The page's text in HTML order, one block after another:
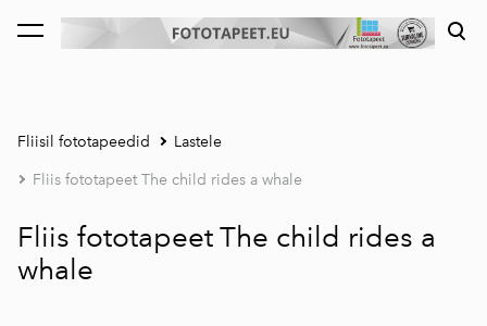
lisati ostukorvi. Vaata ostukorvi
Fliisil fototapeedid Lastele
Fliis fototapeet The child rides a whale
Fliis fototapeet The child rides a
whale